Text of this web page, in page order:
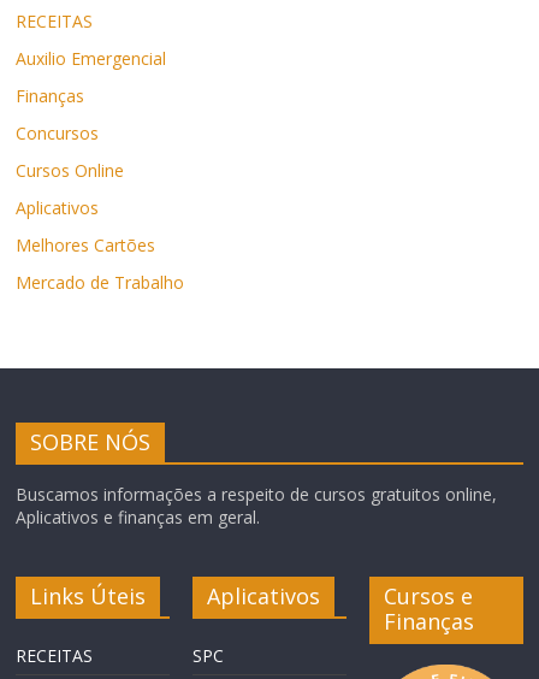
RECEITAS
Auxilio Emergencial
Finanças
Concursos
Cursos Online
Aplicativos
Melhores Cartões
Mercado de Trabalho
SOBRE NÓS
Buscamos informações a respeito de cursos gratuitos online,
Aplicativos e finanças em geral.
Links Úteis
RECEITAS
Aplicativos
SPC
Cursos e
Finanças